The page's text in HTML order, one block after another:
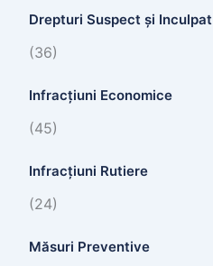
Drepturi Suspect și Inculpat
(36)
Infracțiuni Economice
(45)
Infracțiuni Rutiere
(24)
Măsuri Preventive